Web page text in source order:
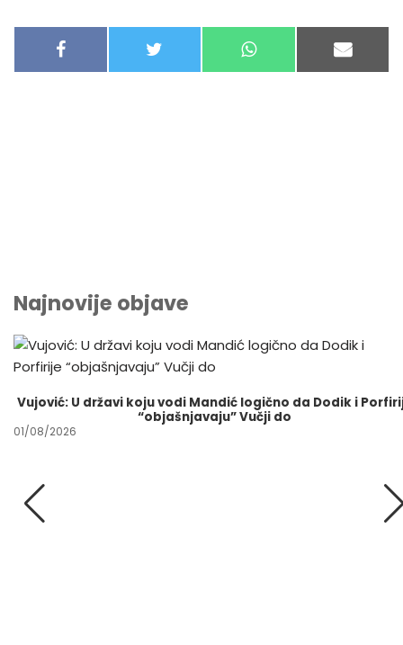
A W
W
H
E
-
Najnovije objave
Vujović: U državi koju vodi Mandić logično da Dodik i
“objašnjavaju” Vučji do
01/08/2026